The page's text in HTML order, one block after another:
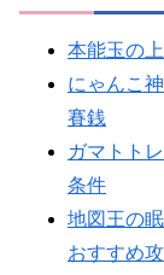
本能玉の
にゃんこ
賽銭
ガマトト
条件
地図王の
おすすめ